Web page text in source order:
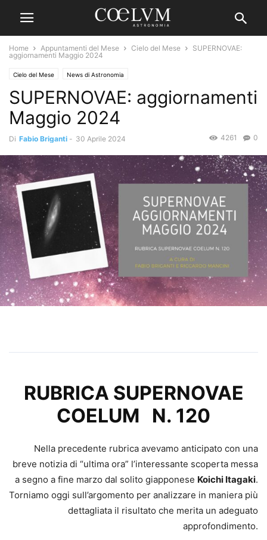
Home Appuntamenti del Mese Cielo del Mese
SUPERNOVAE:
aggiornamenti Maggio 2024
Cielo del Mese News di Astronomia
SUPERNOVAE: aggiornamenti
Maggio 2024
Di Fabio Briganti - 30 Aprile 2024 0
4261
RUBRICA SUPERNOVAE
COELUM N. 120
Nella precedente rubrica avevamo anticipato con una
breve notizia di “ultima ora” l’interessante scoperta messa
a segno a fine marzo dal solito giapponese Koichi Itagaki.
Torniamo oggi sull’argomento per analizzare in maniera più
dettagliata il risultato che merita un adeguato
approfondimento.